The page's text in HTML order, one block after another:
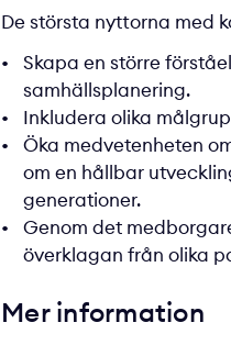
De största nyttorna med
Skapa en större
samhällsplanering.
Inkludera olika
Öka medvetenheten
om en hållbar
generationer.
Genom det
överklagan från olika
Mer information